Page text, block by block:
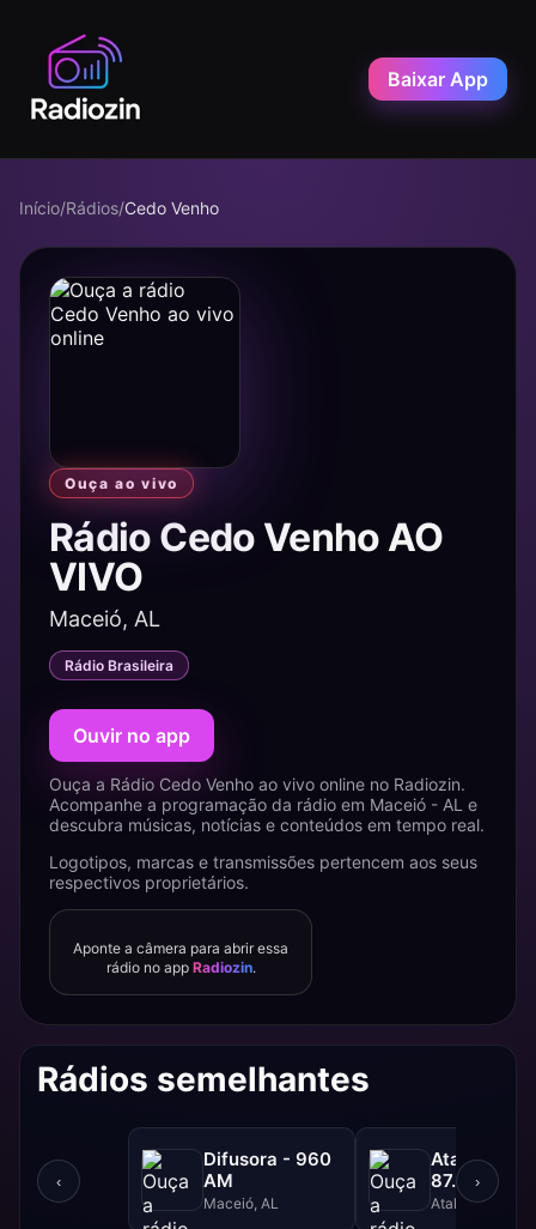
Baixar App
Início/Rádios/Cedo Venho
Ouça ao vivo
Rádio Cedo Venho AO
VIVO
Maceió, AL
Rádio Brasileira
Ouvir no app
Ouça a Rádio Cedo Venho ao vivo online no Radiozin.
Acompanhe a programação da rádio em Maceió - AL e
descubra músicas, notícias e conteúdos em tempo real.
Logotipos, marcas e transmissões pertencem aos seus
respectivos proprietários.
Aponte a câmera para abrir essa
rádio no app Radiozin.
Rádios semelhantes
‹
Difusora - 960
AM
Maceió, AL
Atalaia FM -
87.9 FM
Atalaia, AL
›